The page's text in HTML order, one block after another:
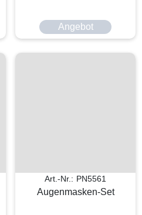
Angebot
Art.-Nr.: PN5561
Augenmasken-Set